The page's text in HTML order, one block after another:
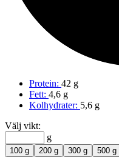
Protein: 42 g
Fett: 4,6 g
Kolhydrater: 5,6 g
Välj vikt:
g
100 g 200 g 300 g 500 g